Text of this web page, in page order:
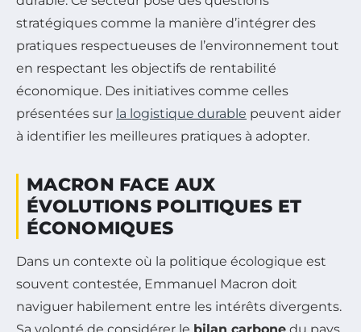
stratégiques comme la manière d’intégrer des
pratiques respectueuses de l’environnement tout
en respectant les objectifs de rentabilité
économique. Des initiatives comme celles
présentées sur la logistique durable peuvent aider
à identifier les meilleures pratiques à adopter.
MACRON FACE AUX
ÉVOLUTIONS POLITIQUES ET
ÉCONOMIQUES
Dans un contexte où la politique écologique est
souvent contestée, Emmanuel Macron doit
naviguer habilement entre les intérêts divergents.